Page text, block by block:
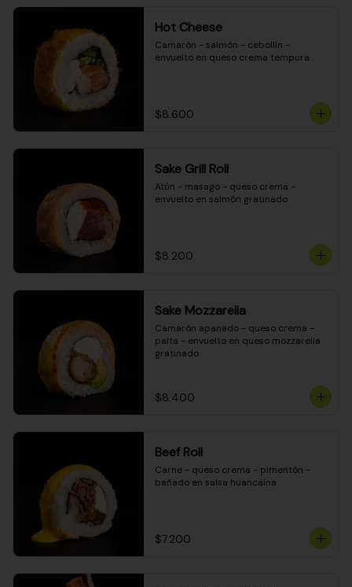
Hot Cheese
Camarón - salmón - cebollín -
envuelto en queso crema tempura
$8.600
Sake Grill Roll
Atún - masago - queso crema -
envuelto en salmón gratinado
$8.200
Sake Mozzarella
Camarón apanado - queso crema -
palta - envuelto en queso mozzarella
gratinado
$8.400
Beef Roll
Carne - queso crema - pimentón -
bañado en salsa huancaína
$7.200